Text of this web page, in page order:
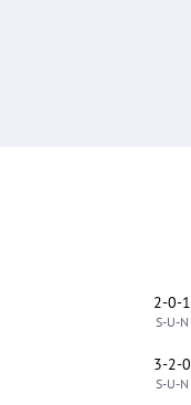
2-0-1
S-U-N
3-2-0
S-U-N